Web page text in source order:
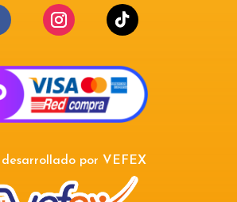
por VEFEX